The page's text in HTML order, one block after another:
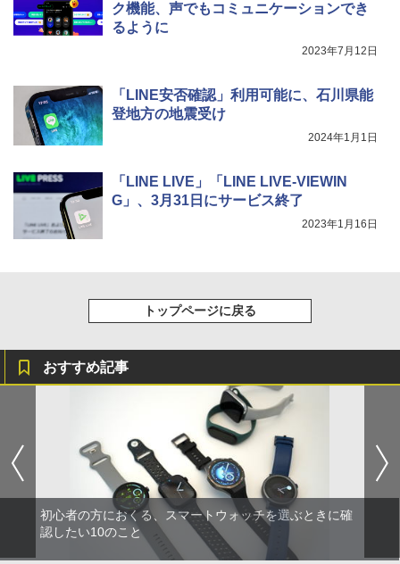
ク機能、声でもコミュニケーションでき
るように
2023年7月12日
「LINE安否確認」利用可能に、石川県能
登地方の地震受け
2024年1月1日
「LINE LIVE」「LINE LIVE-VIEWIN
G」、3月31日にサービス終了
2023年1月16日
トップページに戻る
おすすめ記事
初心者の方におくる、スマートウォッチを選ぶときに確
認したい10のこと